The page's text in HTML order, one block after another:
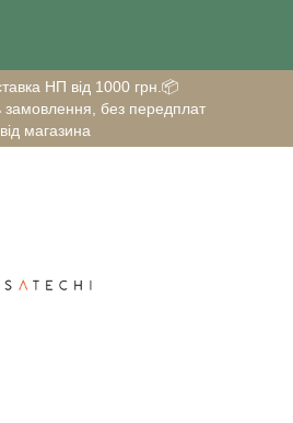
НП від 1000 грн.📦
замовлення, без передплат
магазина